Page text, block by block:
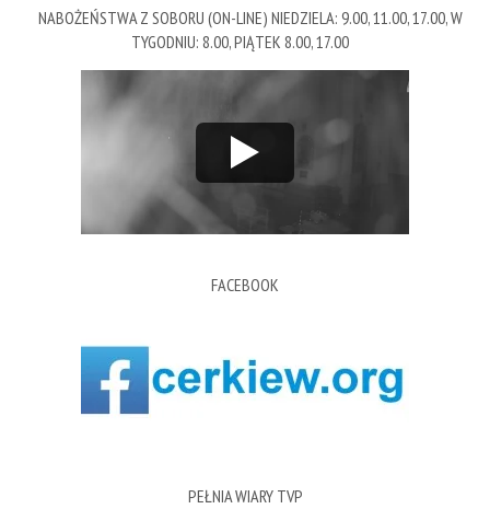
NABOŻEŃSTWA Z SOBORU (ON-LINE) NIEDZIELA: 9.00, 11.00, 17.00, W
TYGODNIU: 8.00, PIĄTEK 8.00, 17.00
FACEBOOK
PEŁNIA WIARY TVP